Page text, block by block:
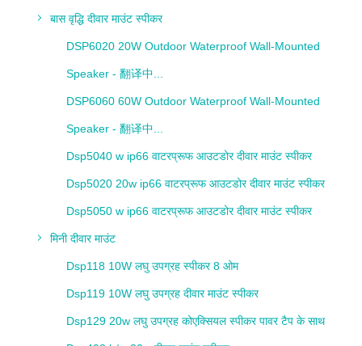
बास वृद्धि दीवार माउंट स्पीकर
DSP6020 20W Outdoor Waterproof Wall-Mounted
Speaker - 翻译中...
DSP6060 60W Outdoor Waterproof Wall-Mounted
Speaker - 翻译中...
Dsp5040 w ip66 वाटरप्रूफ आउटडोर दीवार माउंट स्पीकर
Dsp5020 20w ip66 वाटरप्रूफ आउटडोर दीवार माउंट स्पीकर
Dsp5050 w ip66 वाटरप्रूफ आउटडोर दीवार माउंट स्पीकर
मिनी दीवार माउंट
Dsp118 10W लघु उपग्रह स्पीकर 8 ओम
Dsp119 10W लघु उपग्रह दीवार माउंट स्पीकर
Dsp129 20w लघु उपग्रह कोएक्सियल स्पीकर पावर टैप के साथ